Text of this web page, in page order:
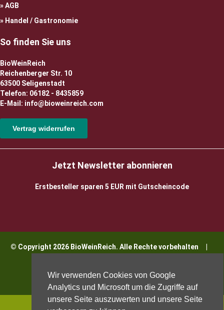
Wir verwenden Cookies von Google
Analytics und Microsoft um die Zugriffe auf
unsere Seite auszuwerten und unsere Seite
AGB
Handel / Gastronomie
So finden Sie uns
BioWeinReich
Reichenberger Str. 10
63500 Seligenstadt
Telefon: 06182 - 8435859
E-Mail: info@bioweinreich.com
Vertrag widerrufen
Jetzt Newsletter abonnieren
Erstbesteller sparen 5 EUR mit Gutscheincode
© Copyright 2026 BioWeinReich. Alle Rechte vorbehalten |